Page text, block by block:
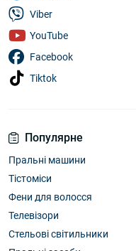
Популярне
Пральні машини
Тістоміси
Фени для волосся
Телевізори
Стельові світильники
Viber
YouTube
Facebook
Tiktok